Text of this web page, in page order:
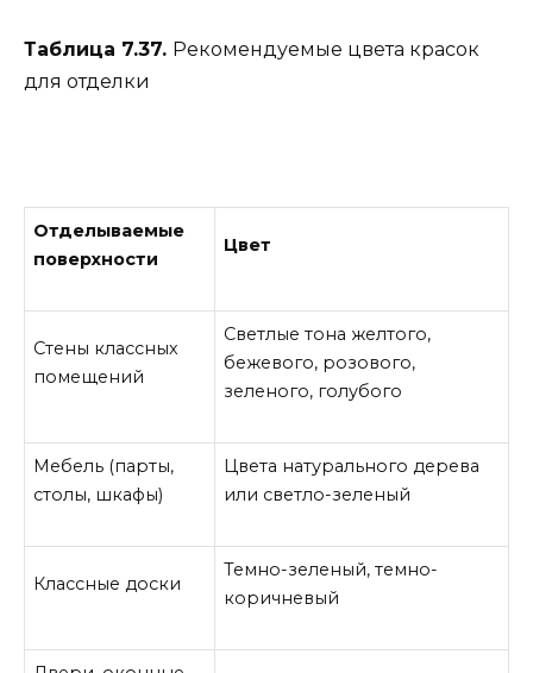
Таблица 7.37. Рекомендуемые цвета красок
для отделки
Отделываемые
поверхности
Цвет
Стены классных
помещений
Светлые тона желтого,
бежевого, розового,
зеленого, голубого
Мебель (парты,
столы, шкафы)
Цвета натурального дерева
или светло-зеленый
Классные доски
Темно-зеленый, темно-
коричневый